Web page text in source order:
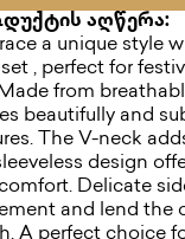
აღწერა:
a unique style
, perfect for
from
beautifully and
The V-neck
design
Delicate
and lend the
A perfect choice